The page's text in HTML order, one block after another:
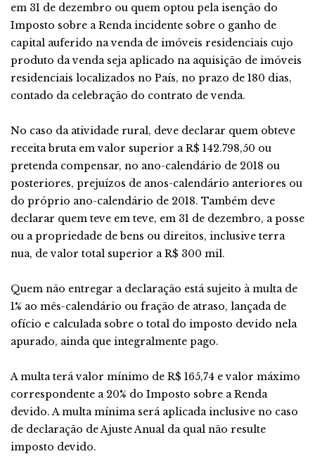
em 31 de dezembro ou quem optou pela isenção do
Imposto sobre a Renda incidente sobre o ganho de
capital auferido na venda de imóveis residenciais cujo
produto da venda seja aplicado na aquisição de imóveis
residenciais localizados no País, no prazo de 180 dias,
contado da celebração do contrato de venda.
No caso da atividade rural, deve declarar quem obteve
receita bruta em valor superior a R$ 142.798,50 ou
pretenda compensar, no ano-calendário de 2018 ou
posteriores, prejuízos de anos-calendário anteriores ou
do próprio ano-calendário de 2018. Também deve
declarar quem teve em teve, em 31 de dezembro, a posse
ou a propriedade de bens ou direitos, inclusive terra
nua, de valor total superior a R$ 300 mil.
Quem não entregar a declaração está sujeito à multa de
1% ao mês-calendário ou fração de atraso, lançada de
ofício e calculada sobre o total do imposto devido nela
apurado, ainda que integralmente pago.
A multa terá valor mínimo de R$ 165,74 e valor máximo
correspondente a 20% do Imposto sobre a Renda
devido. A multa mínima será aplicada inclusive no caso
de declaração de Ajuste Anual da qual não resulte
imposto devido.